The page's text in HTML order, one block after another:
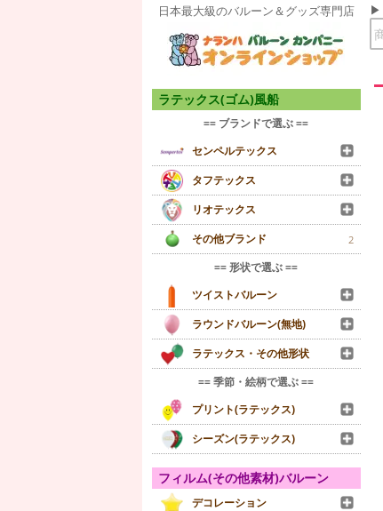
日本最大級のバルーン＆グッズ専門店
ラテックス(ゴム)風船
== ブランドで選ぶ ==
センペルテックス
タフテックス
リオテックス
その他ブランド
2
== 形状で選ぶ ==
ツイストバルーン
ラウンドバルーン(無地)
ラテックス・その他形状
== 季節・絵柄で選ぶ ==
プリント(ラテックス)
シーズン(ラテックス)
フィルム(その他素材)バルーン
デコレーション